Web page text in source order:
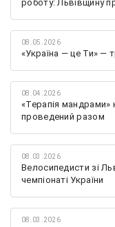
роботу: Львівщину
08.05.2026
«Україна — це Ти» —
08.04.2026
«Терапія мандрами»
проведений разом
08.03.2026
Велосипедисти зі
чемпіонаті України
08.03.2026